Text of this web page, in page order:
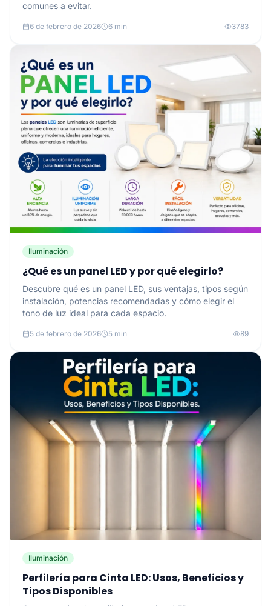
comunes a evitar.
6 de febrero de 2026 6 min 3783
Iluminación
¿Qué es un panel LED y por qué elegirlo?
Descubre qué es un panel LED, sus ventajas, tipos según
instalación, potencias recomendadas y cómo elegir el
tono de luz ideal para cada espacio.
5 de febrero de 2026 5 min 89
Iluminación
Perfilería para Cinta LED: Usos, Beneficios y
Tipos Disponibles